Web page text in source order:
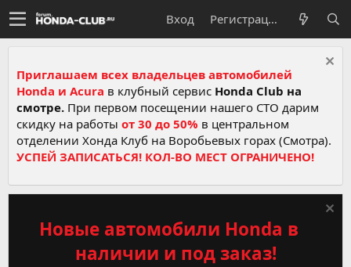
Вход Регистрация
Приглашаем всех владельцев автомобилей
Honda и Acura в клубный сервис Honda Club на
смотре. При первом посещении нашего СТО дарим
скидку на работы от 30 до 50% в центральном
отделении Хонда Клуб на Воробьевых горах (Смотра).
УСПЕЙ ЗАПИСАТЬСЯ! КОЛ-ВО МЕСТ ОГРАНИЧЕНО!
Новые автомобили Honda в
наличии и под заказ!